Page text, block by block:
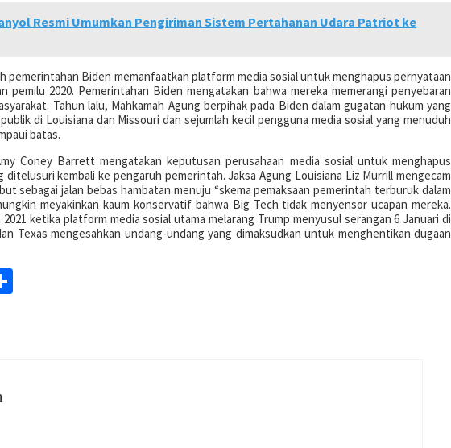
Resmi Umumkan Pengiriman Sistem Pertahanan Udara Patriot ke
pemerintahan Biden memanfaatkan platform media sosial untuk menghapus pernyataan
pemilu 2020. Pemerintahan Biden mengatakan bahwa mereka memerangi penyebaran
Tahun lalu, Mahkamah Agung berpihak pada Biden dalam gugatan hukum yang
di Louisiana dan Missouri dan sejumlah kecil pengguna media sosial yang menuduh
batas.
Coney Barrett mengatakan keputusan perusahaan media sosial untuk menghapus
kembali ke pengaruh pemerintah. Jaksa Agung Louisiana Liz Murrill mengecam
sebagai jalan bebas hambatan menuju “skema pemaksaan pemerintah terburuk dalam
meyakinkan kaum konservatif bahwa Big Tech tidak menyensor ucapan mereka.
ketika platform media sosial utama melarang Trump menyusul serangan 6 Januari di
Texas mengesahkan undang-undang yang dimaksudkan untuk menghentikan dugaan